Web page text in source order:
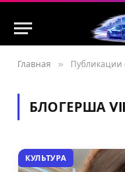
Главная » Публикации
БЛОГЕРША
КУЛЬТУРА